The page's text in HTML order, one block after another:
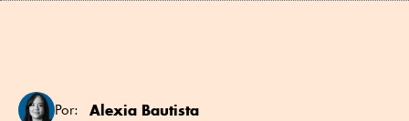
Por: Alexia Bautista